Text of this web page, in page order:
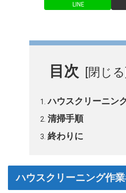
LINE
目次
ハウスクリーニン
清掃手順
終わりに
ハウスクリーニング作